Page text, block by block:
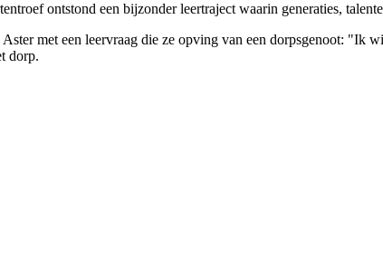
ontstond een bijzonder leertraject waarin generaties,
met een leervraag die ze opving van een dorpsgenoot: "Ik
dorp.